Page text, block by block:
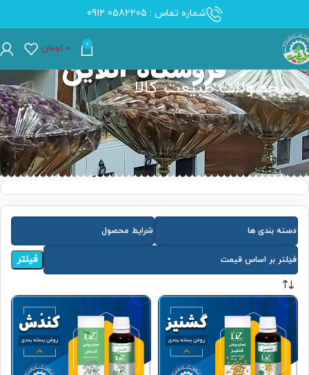
شماره تماس : 0582205 0912
0 ۰ تومانفروشگاه آنلاین
محصولات طبیعت کالا
دسته بندی ها شرایط محصول
فیلتر بر اساس قیمت فیلتر